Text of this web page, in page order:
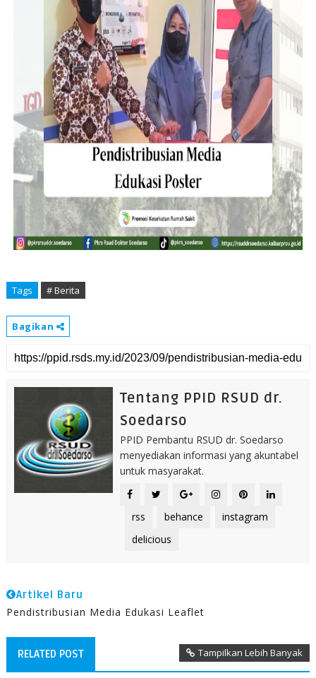
Tags # Berita
Bagikan
Tentang PPID RSUD dr.
Soedarso
PPID Pembantu RSUD dr. Soedarso
menyediakan informasi yang akuntabel
untuk masyarakat.
rss behance
instagram
delicious
Artikel Baru
Pendistribusian Media Edukasi Leaflet
RELATED POST Tampilkan Lebih Banyak